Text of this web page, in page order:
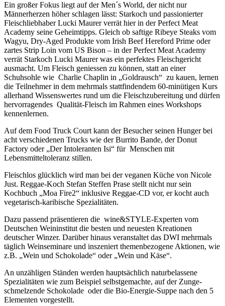
Ein großer Fokus liegt auf der Men´s World, der nicht nur
Männerherzen höher schlagen lässt: Starkoch und passionierter
Fleischliebhaber Lucki Maurer verrät hier in der Perfect Meat
Academy seine Geheimtipps. Gleich ob saftige Ribeye Steaks vom
Wagyu, Dry-Aged Produkte vom Irish Beef Hereford Prime oder
zartes Strip Loin vom US Bison – in der Perfect Meat Academy
verrät Starkoch Lucki Maurer was ein perfektes Fleischgericht
ausmacht. Um Fleisch geniessen zu können, statt an einer
Schuhsohle wie Charlie Chaplin in „Goldrausch“ zu kauen, lernen
die Teilnehmer in dem mehrmals stattfindendem 60-minütigen Kurs
allerhand Wissenswertes rund um die Fleischzubereitung und dürfen
hervorragendes Qualität-Fleisch im Rahmen eines Workshops
kennenlernen.
Auf dem Food Truck Court kann der Besucher seinen Hunger bei
acht verschiedenen Trucks wie der Burrito Bande, der Donut
Factory oder „Der Intoleranten Isi“ für Menschen mit
Lebensmitteltoleranz stillen.
Fleischlos glücklich wird man bei der veganen Küche von Nicole
Just. Reggae-Koch Stefan Steffen Prase stellt nicht nur sein
Kochbuch „Moa Fire2“ inklusive Reggae-CD vor, er kocht auch
vegetarisch-karibische Spezialitäten.
Dazu passend präsentieren die wine&STYLE-Experten vom
Deutschen Weininstitut die besten und neuesten Kreationen
deutscher Winzer. Darüber hinaus veranstaltet das DWI mehrmals
täglich Weinseminare und inszeniert themenbezogene Aktionen, wie
z.B. „Wein und Schokolade“ oder „Wein und Käse“.
An unzähligen Ständen werden hauptsächlich naturbelassene
Spezialitäten wie zum Beispiel selbstgemachte, auf der Zunge-
schmelzende Schokolade oder die Bio-Energie-Suppe nach den 5
Elementen vorgestellt.